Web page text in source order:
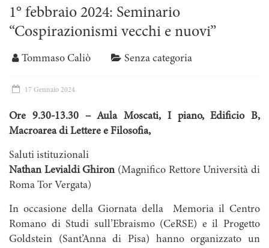
1° febbraio 2024: Seminario
“Cospirazionismi vecchi e nuovi”
Tommaso Caliò Senza categoria
17 Gennaio 2024
Ore 9.30-13.30 – Aula Moscati, I piano, Edificio B,
Macroarea di Lettere e Filosofia,
Saluti istituzionali
Nathan Levialdi Ghiron(Magnifico Rettore Università di
Roma Tor Vergata)
In occasione della Giornata della Memoria il Centro
Romano di Studi sull’Ebraismo (CeRSE) e il Progetto
Goldstein (Sant’Anna di Pisa) hanno organizzato un